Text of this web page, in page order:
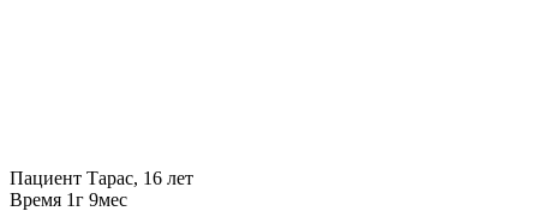
Пациент Тарас, 16 лет
Время 1г 9мес